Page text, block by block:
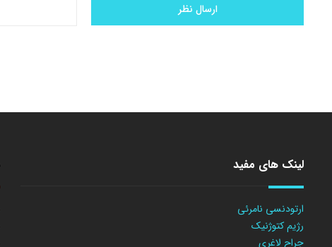
لینک های مفید
ارتودنسی نامرئی
رژیم کتوژنیک
جراح لاغری